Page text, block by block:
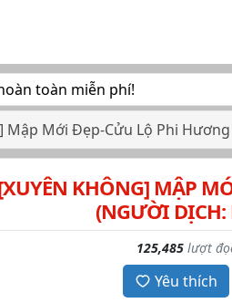
toàn miễn phí!
Mập Mới Đẹp-Cửu Lộ Phi
KHÔNG] MẬP
(NGƯỜI DỊCH:
125,485 lượt
Yêu thích